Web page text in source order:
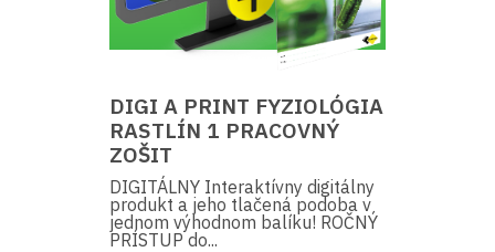
DIGI A PRINT FYZIOLÓGIA
RASTLÍN 1 PRACOVNÝ
ZOŠIT
DIGITÁLNY Interaktívny digitálny
produkt a jeho tlačená podoba v
jednom výhodnom balíku! ROČNÝ
PRÍSTUP do...